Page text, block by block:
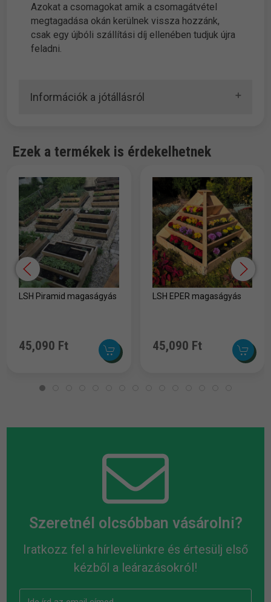
Azokat a csomagokat amik a csomagátvétel
megtagadása okán kerülnek vissza hozzánk,
csak egy újbóli szállítási díj ellenében tudjuk újra
feladni.
Információk a jótállásról
Ezek a termékek is érdekelhetnek
LSH Piramid magaságyás
45,090 Ft
LSH EPER magaságyás
45,090 Ft
Szeretnél olcsóbban vásárolni?
Iratkozz fel a hírlevelünkre és értesülj első
kézből a leárazásokról!